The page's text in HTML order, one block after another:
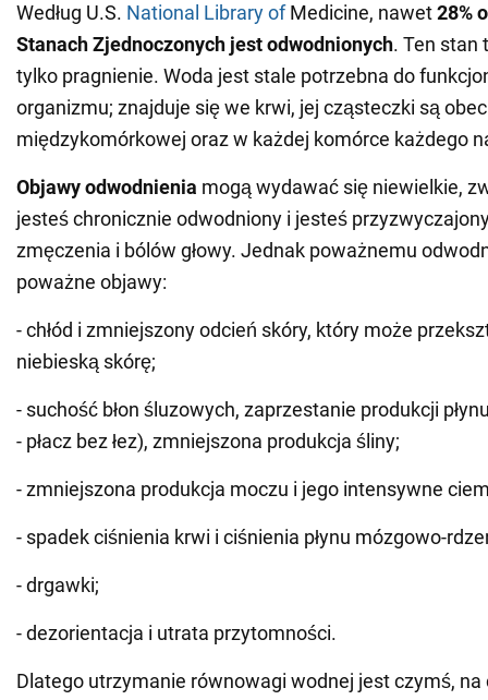
Według U.S. National Library ofMedicine, nawet28%
Stanach Zjednoczonych jest odwodnionych. Ten stan
tylko pragnienie. Woda jest stale potrzebna do
organizmu; znajduje się we krwi, jej cząsteczki są
międzykomórkowej oraz w każdej komórce każdego
Objawy odwodnienia mogą wydawać się niewielkie,
jesteś chronicznie odwodniony i jesteś
zmęczenia i bólów głowy. Jednak poważnemu
poważne objawy:
- chłód i zmniejszony odcień skóry, który może
niebieską skórę;
- suchość błon śluzowych, zaprzestanie produkcji
- płacz bez łez), zmniejszona produkcja śliny;
- zmniejszona produkcja moczu i jego intensywne
- spadek ciśnienia krwi i ciśnienia płynu mózgowo-
- drgawki;
- dezorientacja i utrata przytomności.
Dlatego utrzymanie równowagi wodnej jest czymś, na